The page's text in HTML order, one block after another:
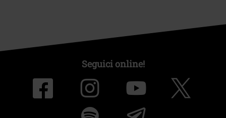
Seguici online!